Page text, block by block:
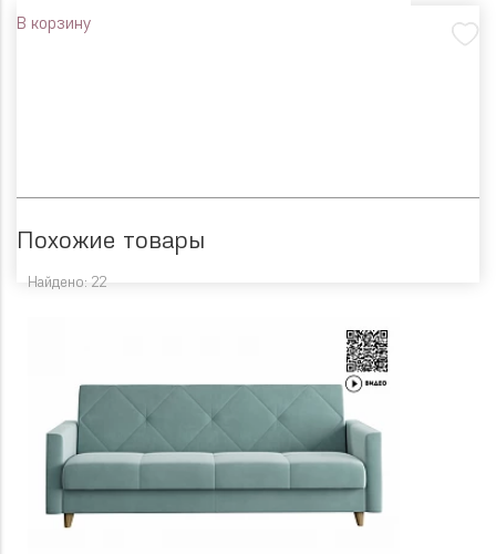
В корзину
Похожие товары
Найдено: 22